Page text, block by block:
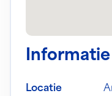
Informatie
Locatie